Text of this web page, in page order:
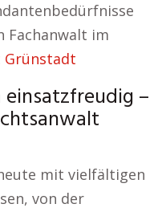
Fachanwalt im
Grünstadt
–
mit vielfältigen
von der